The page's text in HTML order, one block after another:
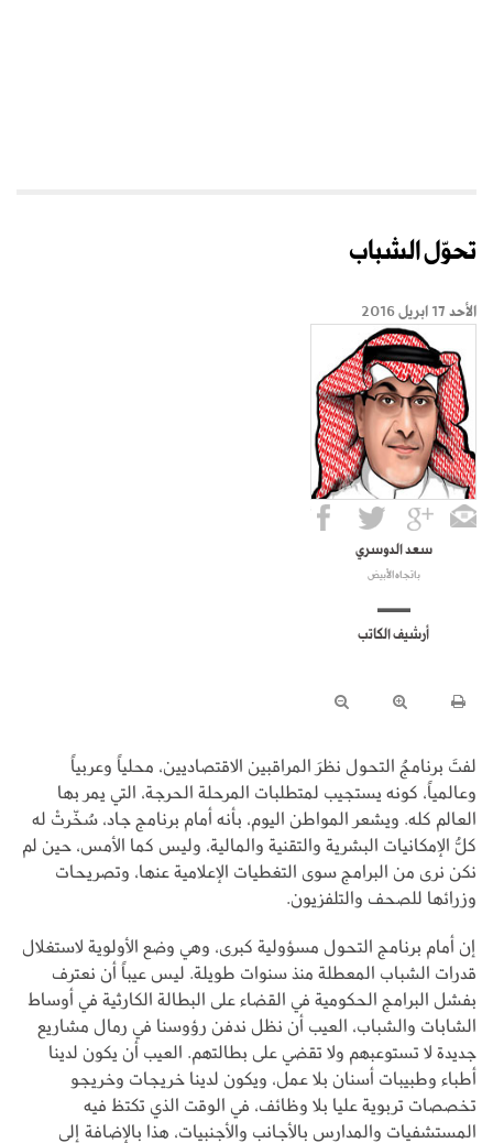
تحوّل الشباب
الأحد 17 ابريل 2016
سعد الدوسري
باتجاه الأبيض
أرشيف الكاتب
لفتَ برنامجُ التحول نظرَ المراقبين الاقتصاديين، محلياً وعربياً
وعالمياً، كونه يستجيب لمتطلبات المرحلة الحرجة، التي يمر بها
العالم كله. ويشعر المواطن اليوم، بأنه أمام برنامج جاد، سُخّرتْ له
كلُّ الإمكانيات البشرية والتقنية والمالية، وليس كما الأمس، حين لم
نكن نرى من البرامج سوى التغطيات الإعلامية عنها، وتصريحات
وزرائها للصحف والتلفزيون.
إن أمام برنامج التحول مسؤولية كبرى، وهي وضع الأولوية لاستغلال
قدرات الشباب المعطلة منذ سنوات طويلة. ليس عيباً أن نعترف
بفشل البرامج الحكومية في القضاء على البطالة الكارثية في أوساط
الشابات والشباب، العيب أن نظل ندفن رؤوسنا في رمال مشاريع
جديدة لا تستوعبهم ولا تقضي على بطالتهم. العيب أن يكون لدينا
أطباء وطبيبات أسنان بلا عمل، ويكون لدينا خريجات وخريجو
تخصصات تربوية عليا بلا وظائف، في الوقت الذي تكتظ فيه
المستشفيات والمدارس بالأجانب والأجنبيات، هذا بالإضافة إلى